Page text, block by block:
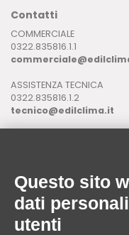
Contatti
COMMERCIALE
0322.835816.1.1
ASSISTENZA TECNICA
0322.835816.1.2
tecnico@edilclima.it
Download
Application Manager
Brochure
Questo sito
dati
utenti